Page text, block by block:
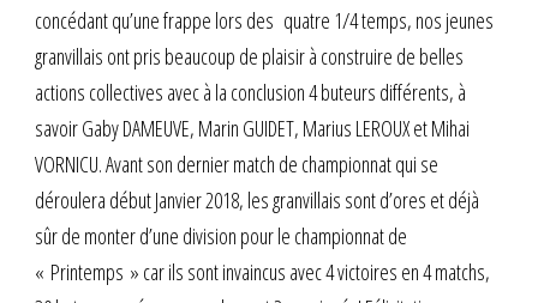
concédant qu’une frappe lors des quatre 1/4 temps, nos jeunes
granvillais ont pris beaucoup de plaisir à construire de belles
actions collectives avec à la conclusion 4 buteurs différents, à
savoir Gaby DAMEUVE, Marin GUIDET, Marius LEROUX et Mihai
VORNICU. Avant son dernier match de championnat qui se
déroulera début Janvier 2018, les granvillais sont d’ores et déjà
sûr de monter d’une division pour le championnat de
« Printemps » car ils sont invaincus avec 4 victoires en 4 matchs,